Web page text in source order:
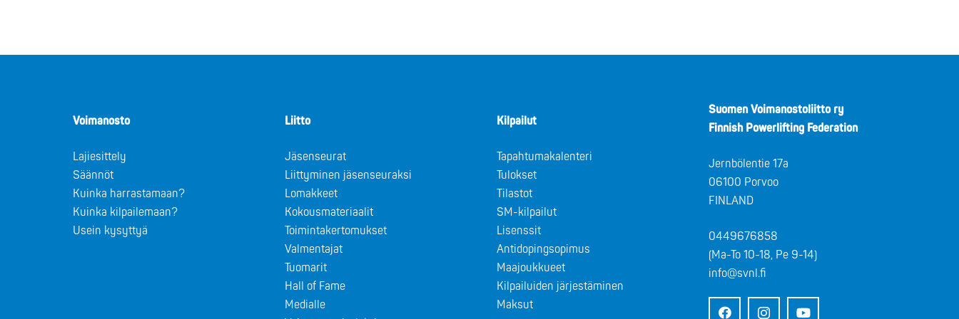
Voimanosto
Lajiesittely
Säännöt
Kuinka harrastamaan?
Kuinka kilpailemaan?
Usein kysyttyä
Liitto
Jäsenseurat
Liittyminen jäsenseuraksi
Lomakkeet
Kokousmateriaalit
Toimintakertomukset
Valmentajat
Tuomarit
Hall of Fame
Medialle
Kilpailut
Tapahtumakalenteri
Tulokset
Tilastot
SM-kilpailut
Lisenssit
Antidopingsopimus
Maajoukkueet
Kilpailuiden järjestäminen
Maksut
Suomen Voimanostoliitto ry
Finnish Powerlifting Federation
Jernbölentie 17a
06100 Porvoo
FINLAND
0449676858
(Ma-To 10-18, Pe 9-14)
info@svnl.fi